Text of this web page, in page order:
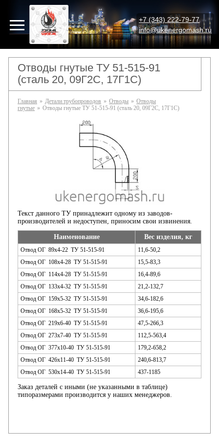
+7 (343) 222-79-77
info@ukenergomash.ru
Отводы гнутые ТУ 51-515-91
(сталь 20, 09Г2С, 17Г1С)
Главная » Детали трубопроводов » Отводы » Отводы
гнутые » Отводы гнутые ТУ 51-515-91 (сталь 20, 09Г2С, 17Г1С)
Текст данного ТУ принадлежит одному из заводов-
производителей и недоступен, приносим свои извинения.
Наименование Вес изделия, кг
Отвод ОГ 89х4-22 ТУ 51-515-91
11,6-50,2
Отвод ОГ 108х4-28 ТУ 51-515-91
15,5-83,3
Отвод ОГ 114х4-28 ТУ 51-515-91
16,4-89,6
Отвод ОГ 133х4-32 ТУ 51-515-91
21,2-132,7
Отвод ОГ 159х5-32 ТУ 51-515-91
34,6-182,6
Отвод ОГ 168х5-32 ТУ 51-515-91
36,6-195,6
Отвод ОГ 219х6-40 ТУ 51-515-91
47,5-266,3
Отвод ОГ 273х7-40 ТУ 51-515-91
112,5-563,4
Отвод ОГ 377х10-40 ТУ 51-515-91
179,2-658,2
Отвод ОГ 426х11-40 ТУ 51-515-91
240,6-813,7
Отвод ОГ 530х14-40 ТУ 51-515-91
437-1185
Заказ деталей с иными (не указанными в таблице)
типоразмерами производится у наших менеджеров.